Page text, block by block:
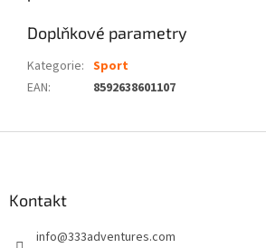
Doplňkové parametry
Kategorie: Sport
EAN: 8592638601107
Kontakt
info@333adventures.com